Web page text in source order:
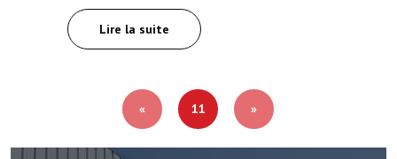
Lire la suite
« 11 »